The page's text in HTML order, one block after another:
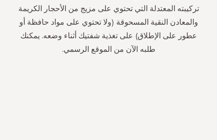
تركيبته المعتدلة التي تحتوي على مزيج من الأحجار الكريمة
والمعادن النقية المسحوقة (ولا تحتوي على مواد حافظة أو
عطور على الإطلاق) على تغذية شفتيك أثناء وضعه. يمكنك
طلبه الآن من الموقع الرسمي.